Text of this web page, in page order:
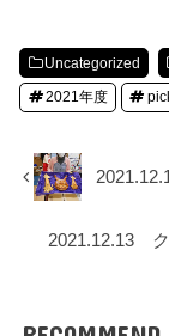
Uncategorized
2021年度
2021.12.13 ク